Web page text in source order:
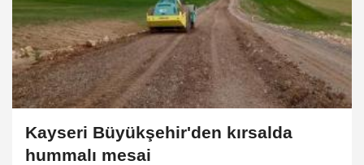
Kayseri Büyükşehir'den kırsalda
hummalı mesai